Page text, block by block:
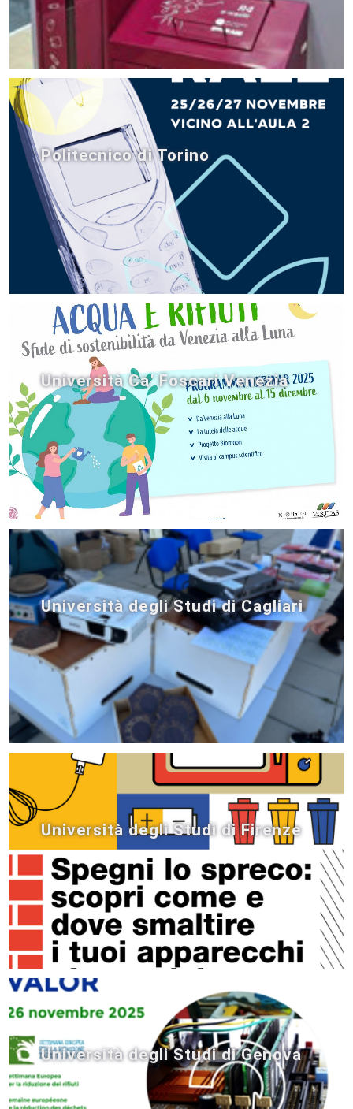
Politecnico di Torino
Università Ca' Foscari Venezia
Università degli Studi di Cagliari
Università degli Studi di Firenze
Università degli Studi di Genova